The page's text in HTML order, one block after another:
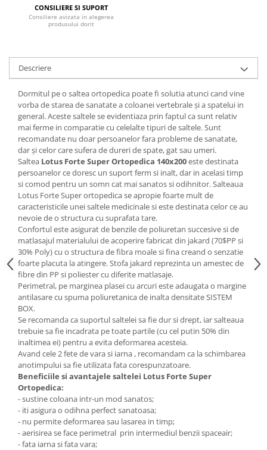
Mese gradinita
Scaune gradinita
Mobilier copii
Mobila camera copii
Scaune birou pentru copii
Saltele patuturi copii
Paturi copii
Masa si scaune gradinita
Seturi comode living si dormitor
CONSILIERE SI SUPORT
Consiliere avizata in alegerea
produsului dorit
Descriere
Dormitul pe o saltea ortopedica poate fi solutia atunci cand vine
vorba de starea de sanatate a coloanei vertebrale și a spatelui in
general. Aceste saltele se evidentiaza prin faptul ca sunt relativ
mai ferme in comparatie cu celelalte tipuri de saltele. Sunt
recomandate nu doar persoanelor fara probleme de sanatate,
dar și celor care sufera de dureri de spate, gat sau umeri.
Saltea Lotus Forte Super Ortopedica 140x200este destinata
persoanelor ce doresc un suport ferm si inalt, dar in acelasi timp
si comod pentru un somn cat mai sanatos si odihnitor. Salteaua
Lotus Forte Super ortopedica se apropie foarte mult de
caracteristicile unei saltele medicinale si este destinata celor ce au
nevoie de o structura cu suprafata tare.
Confortul este asigurat de benzile de poliuretan succesive si de
matlasajul materialului de acoperire fabricat din jakard (70$PP si
30% Poly) cu o structura de fibra moale si fina creand o senzatie
foarte placuta la atingere. Stofa jakard reprezinta un amestec de
fibre din PP si poliester cu diferite matlasaje.
Perimetral, pe marginea plasei cu arcuri este adaugata o margine
antilasare cu spuma poliuretanica de inalta densitate SISTEM
BOX.
Se recomanda ca suportul saltelei sa fie dur si drept, iar salteaua
trebuie sa fie incadrata pe toate partile (cu cel putin 50% din
inaltimea ei) pentru a evita deformarea acesteia.
Avand cele 2 fete de vara si iarna , recomandam ca la schimbarea
anotimpului sa fie utilizata fata corespunzatoare.
Beneficiile si avantajele saltelei Lotus Forte Super
Ortopedica:
- sustine coloana intr-un mod sanatos;
- iti asigura o odihna perfect sanatoasa;
- nu permite deformarea sau lasarea in timp;
- aerisirea se face perimetral prin intermediul benzii spaceair;
- fata iarna si fata vara;